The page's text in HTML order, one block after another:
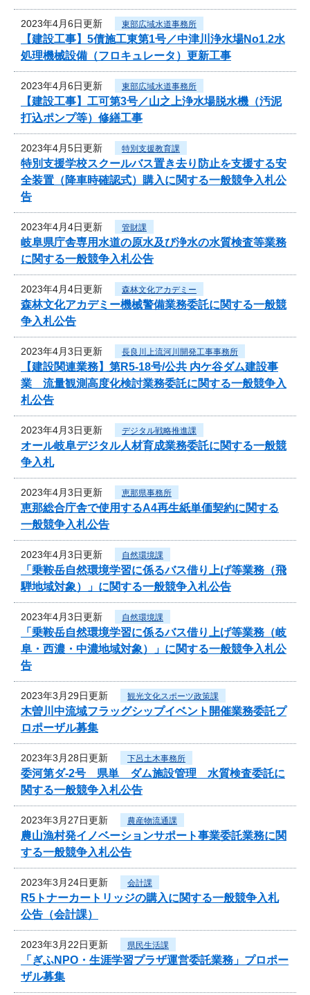
2023年4月6日更新 東部広域水道事務所
【建設工事】5債施工東第1号／中津川浄水場No1.2水
処理機械設備（フロキュレータ）更新工事
2023年4月6日更新 東部広域水道事務所
【建設工事】工可第3号／山之上浄水場脱水機（汚泥
打込ポンプ等）修繕工事
2023年4月5日更新 特別支援教育課
特別支援学校スクールバス置き去り防止を支援する安
全装置（降車時確認式）購入に関する一般競争入札公
告
2023年4月4日更新 管財課
岐阜県庁舎専用水道の原水及び浄水の水質検査等業務
に関する一般競争入札公告
2023年4月4日更新 森林文化アカデミー
森林文化アカデミー機械警備業務委託に関する一般競
争入札公告
2023年4月3日更新 長良川上流河川開発工事事務所
【建設関連業務】第R5-18号/公共 内ケ谷ダム建設事
業 流量観測高度化検討業務委託に関する一般競争入
札公告
2023年4月3日更新 デジタル戦略推進課
オール岐阜デジタル人材育成業務委託に関する一般競
争入札
2023年4月3日更新 恵那県事務所
恵那総合庁舎で使用するA4再生紙単価契約に関する
一般競争入札公告
2023年4月3日更新 自然環境課
「乗鞍岳自然環境学習に係るバス借り上げ等業務（飛
騨地域対象）」に関する一般競争入札公告
2023年4月3日更新 自然環境課
「乗鞍岳自然環境学習に係るバス借り上げ等業務（岐
阜・西濃・中濃地域対象）」に関する一般競争入札公
告
2023年3月29日更新 観光文化スポーツ政策課
木曽川中流域フラッグシップイベント開催業務委託プ
ロポーザル募集
2023年3月28日更新 下呂土木事務所
委河第ダ-2号 県単 ダム施設管理 水質検査委託に
関する一般競争入札公告
2023年3月27日更新 農産物流通課
農山漁村発イノベーションサポート事業委託業務に関
する一般競争入札公告
2023年3月24日更新 会計課
R5トナーカートリッジの購入に関する一般競争入札
公告（会計課）
2023年3月22日更新 県民生活課
「ぎふNPO・生涯学習プラザ運営委託業務」プロポー
ザル募集